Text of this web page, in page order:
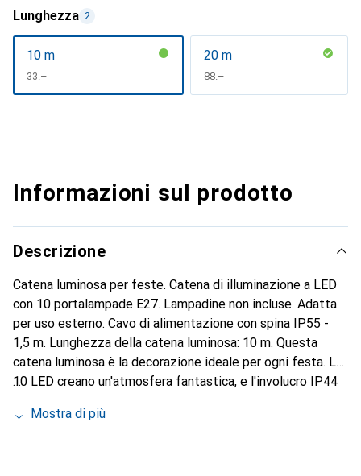
Lunghezza 2
10 m
CHF
33.–
20 m
CHF
88.–
Informazioni sul prodotto
Descrizione
Catena luminosa per feste. Catena di illuminazione a LED
con 10 portalampade E27. Lampadine non incluse. Adatta
per uso esterno. Cavo di alimentazione con spina IP55 -
1,5 m. Lunghezza della catena luminosa: 10 m. Questa
catena luminosa è la decorazione ideale per ogni festa. Le
10 LED creano un'atmosfera fantastica, e l'involucro IP44
Mostra di più